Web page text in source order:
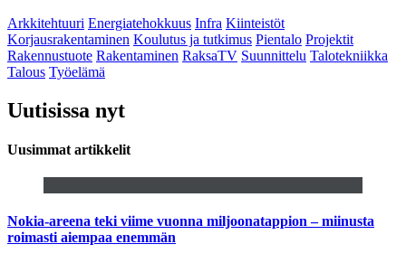
Arkkitehtuuri Energiatehokkuus Infra Kiinteistöt
Korjausrakentaminen Koulutus ja tutkimus Pientalo Projektit
Rakennustuote Rakentaminen RaksaTV Suunnittelu Talotekniikka
Talous Työelämä
Uutisissa nyt
Uusimmat artikkelit
Nokia-areena teki viime vuonna miljoonatappion – miinusta
roimasti aiempaa enemmän